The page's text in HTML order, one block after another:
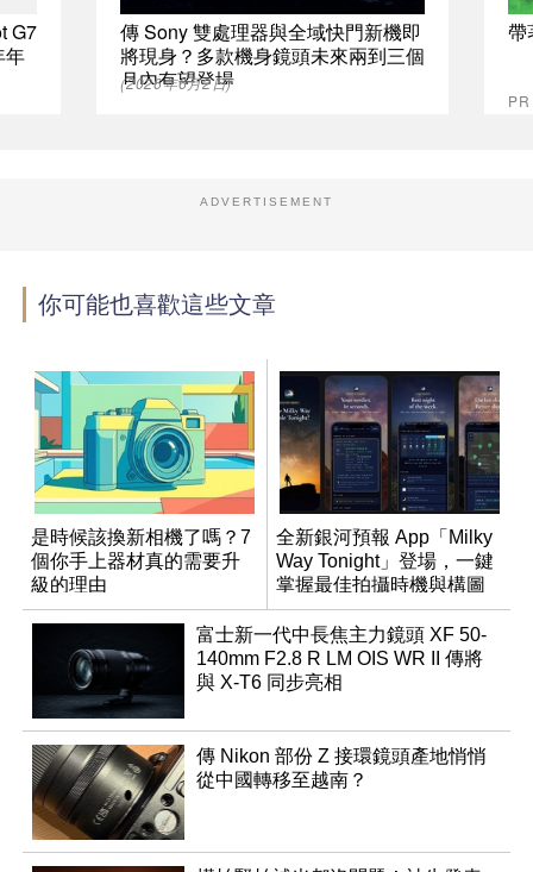
G7
年
傳 Sony 雙處理器與全域快門新機即
將現身？多款機身鏡頭未來兩到三個
月內有望登場
(2026年6月2日)
帶
ADVERTISEMENT
你可能也喜歡這些文章
是時候該換新相機了嗎？7
個你手上器材真的需要升
級的理由
全新銀河預報 App「Milky
Way Tonight」登場，一鍵
掌握最佳拍攝時機與構圖
富士新一代中長焦主力鏡頭 XF 50-
140mm F2.8 R LM OIS WR II 傳將
與 X-T6 同步亮相
傳 Nikon 部份 Z 接環鏡頭產地悄悄
從中國轉移至越南？